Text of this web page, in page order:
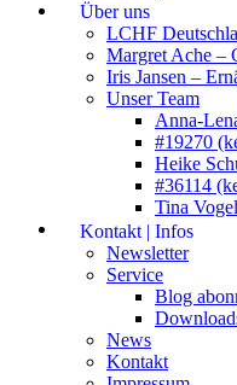
Über uns
LCHF
Margret Ache –
Iris Jansen –
Unser Team
Anna-
#19270
Heike
#36114
Tina Vogel
Kontakt | Infos
Newsletter
Service
Blog
News
Kontakt